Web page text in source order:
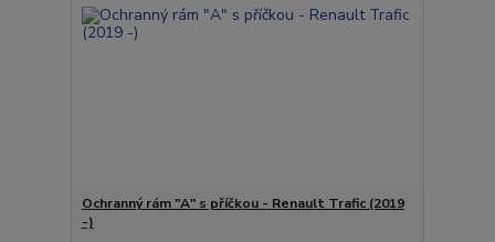
Ochranný rám "A" s příčkou - Renault Trafic (2019
-)